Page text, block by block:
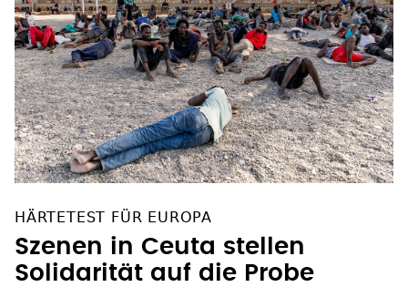
HÄRTETEST FÜR EUROPA
Szenen in Ceuta stellen
Solidarität auf die Probe